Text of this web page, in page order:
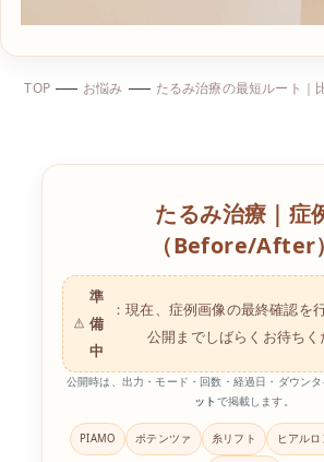
TOP お悩み たるみ治療の最短ルート｜
たるみ治療｜症
（Before/After）
準
備
中
：現在、症例画像の最終確認を
公開までしばらくお待ちく
公開時は、出力・モード・回数・経過日・ダウンタ
ット で掲載します。
PIAMO ポテンツァ 糸リフト ヒアル